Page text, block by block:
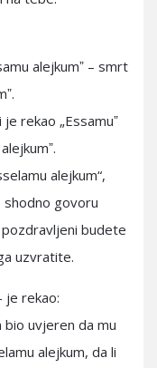
alejkumˮ – smrt
rekao „Essamuˮ
alejkum“,
shodno govoru
budete
uzvratite.
je rekao:
bio uvjeren da mu
alejkum, da li